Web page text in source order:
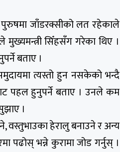
जाँडरक्सीको लत रहेकाले
सिँहसँग गरेका थिए ।
बताए ।
त्यस्तो हुन नसकेको भन्दै
पहल हुनुपर्ने बताए । उनले कम
।
वस्तुभाउका हेरालु बनाउने र अन्य
भन्ने कुरामा जोड गर्नुस् ।